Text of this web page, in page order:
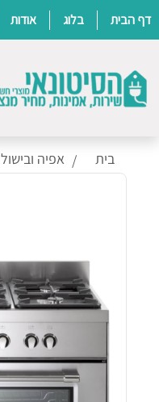
Skip
דף הבית בלוג אודות
בית אפיה ובישול